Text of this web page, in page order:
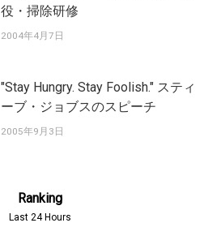
役・掃除研修
2004年4月7日
"Stay Hungry. Stay Foolish." スティ
ーブ・ジョブスのスピーチ
2005年9月3日
Ranking
Last 24 Hours